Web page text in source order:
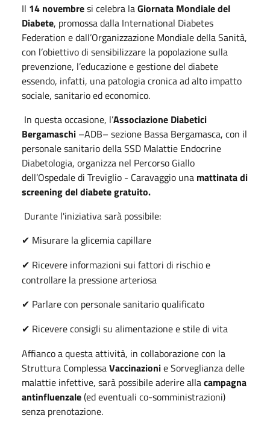
Il 14 novembresi celebra laGiornata Mondiale del
Diabete, promossa dalla International Diabetes
Federation e dall’Organizzazione Mondiale della Sanità,
con l’obiettivo di sensibilizzare la popolazione sulla
prevenzione, l’educazione e gestione del diabete
essendo, infatti, una patologia cronica ad alto impatto
sociale, sanitario ed economico.
In questa occasione, l’Associazione Diabetici
Bergamaschi –ADB– sezione Bassa Bergamasca, con il
personale sanitario della SSD Malattie Endocrine
Diabetologia, organizza nel Percorso Giallo
dell’Ospedale di Treviglio - Caravaggio una mattinata di
screening del diabete gratuito.
Durante l'iniziativa sarà possibile:
✔ Misurare la glicemia capillare
✔ Ricevere informazioni sui fattori di rischio e
controllare la pressione arteriosa
✔ Parlare con personale sanitario qualificato
✔ Ricevere consigli su alimentazione e stile di vita
Affianco a questa attività, in collaborazione con la
Struttura ComplessaVaccinazionie Sorveglianza delle
malattie infettive, sarà possibile aderire allacampagna
antinfluenzale(ed eventuali co-somministrazioni)
senza prenotazione.